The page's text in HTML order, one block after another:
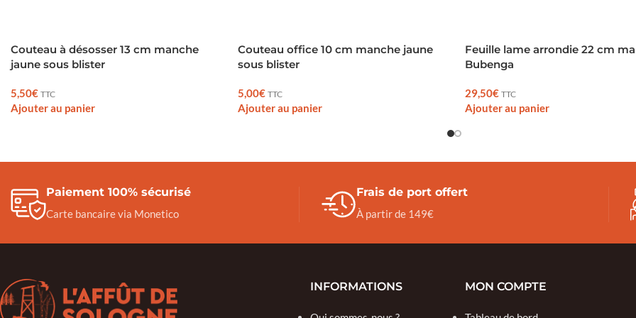
Couteau à désosser 13 cm manche
jaune sous blister
5,50€ TTC
Ajouter au panier
Couteau office 10 cm manche jaune
sous blister
5,00€ TTC
Ajouter au panier
Feuille lame arrondie 22 cm
Bubenga
29,50€ TTC
Ajouter au panier
Paiement 100% sécurisé
Carte bancaire via Monetico
Frais de port offert
À partir de 149€
INFORMATIONS MON COMPTE